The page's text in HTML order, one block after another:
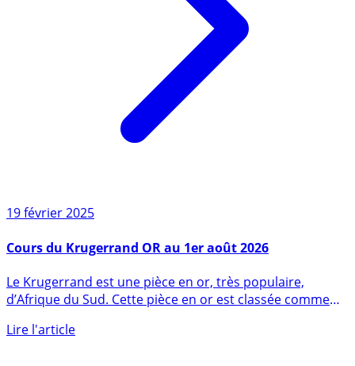
19 février 2025
Cours du Krugerrand OR au 1er août 2026
d’Afrique du Sud. Cette pièce en or est classée comme